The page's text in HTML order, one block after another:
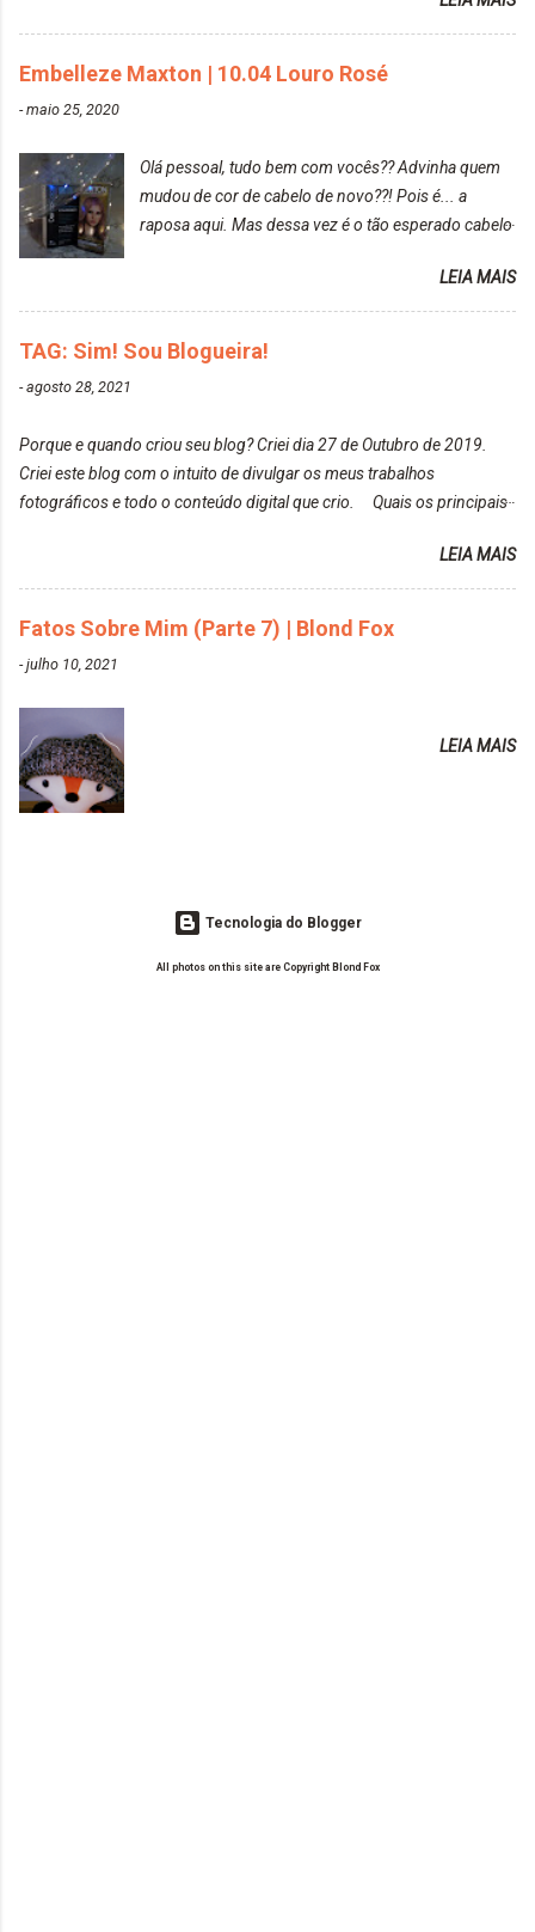
diria que gosto mais de fotografar, mas comecei a
gostar bastante de ser a minha modelo. Você tem
uma boa câmera para fotografar? Ainda não tenho
uma super câmera profissional. Por enquanto, a
suas fotos? Sim. Posto aqui e pelas minhas páginas.
Tumblr, We heart it, ou instagram? Instagram. Eu
particularmente não gosto de Tumblr e nem do We
elas fiquem no modo original? Sou do time foto
de um determinado lugar ou de algo que estou
fotografan...
Embelleze Maxton | 10.04 Louro Rosé
-maio 25, 2020
Olá pessoal, tudo bem com vocês?? Advinha quem
mudou de cor de cabelo de novo??! Pois é... a
raposa aqui. Mas dessa vez é o tão esperado cabelo
Louro Rosé Se vocês não acompanharam a saga do
meu cabelo colorido, vou deixar aqui embaixo, o link
de todos que fiz para vocês verem: ✨ Alfaparf | Alta
Moda é... Creative Crazy Colors Pink
Turkiss Blue
https://www.adrielly.com.br/2020/02/keraton-hard-
colors-turkiss-blue.html ✨ Alpha Line | Máscara
Ozzy Lilac
em meu cabelo, pois, sempre jogava tinta em cima
LEIA MAIS
TAG: Sim! Sou Blogueira!
-agosto 28, 2021
Porque e quando criou seu blog? Criei dia 27 de Outubro de 2019.
Criei este blog com o intuito de divulgar os meus trabalhos
fotográficos e todo o conteúdo digital que crio. Quais os principais
vida de Blogueira? Tem sido um sonho. Minha família me apoia muito.
Qual a parte chata da vida de Blogueira? Às vezes, a criatividade vai
embora... O que tem de melhor em ser Blogueira? Ver o seu trabalho
sendo reconhecido. Aonde deseja chegar com o seu Blog? Muito
além daquilo que imagino. Seu blog pra você é profissional ou passa-
tudo para ele. Quais blogs acompanha, e quais indica? Eu acompanho
o Drilly Design e comecei a ler as postagens do antigo blog da Sweet
Carol "Magic Days". Tem sido fácil o convívio com seguidoras e
leitoras? Claro. Seu blog já esta como quer, ou ainda ...
LEIA MAIS
Fatos Sobre Mim (Parte 7) | Blond Fox
-julho 10, 2021
LEIA MAIS
Tecnologia do Blogger
All photos on this site are Copyright Blond Fox